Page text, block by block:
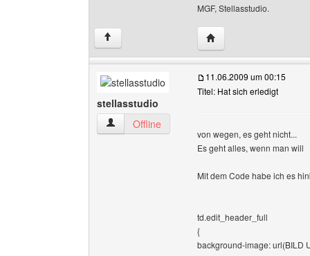
MGF, Stellasstudio.
↑ Website dieses
stellasstudio
stellasstudio Benutzer-Profile anzeigen
Offline
11.06.2009 um 00:15
Titel: Hat sich erledigt
von wegen, es geht nicht...
Es geht alles, wenn man will
Mit dem Code habe ich es
td.edit_header_full
{
background-image: url(BILD